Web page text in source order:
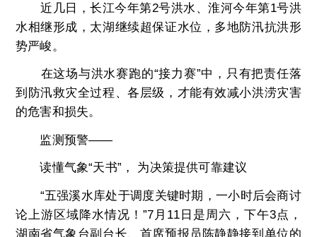
近几日，长江今年第2号洪水、淮河今年第1号洪
水相继形成，太湖继续超保证水位，多地防汛抗洪形
势严峻。
在这场与洪水赛跑的“接力赛”中，只有把责任落
到防汛救灾全过程、各层级，才能有效减小洪涝灾害
的危害和损失。
监测预警——
读懂气象“天书”， 为决策提供可靠建议
“五强溪水库处于调度关键时期，一小时后会商讨
论上游区域降水情况！”7月11日是周六，下午3点，
湖南省气象台副台长、首席预报员陈静静接到单位的